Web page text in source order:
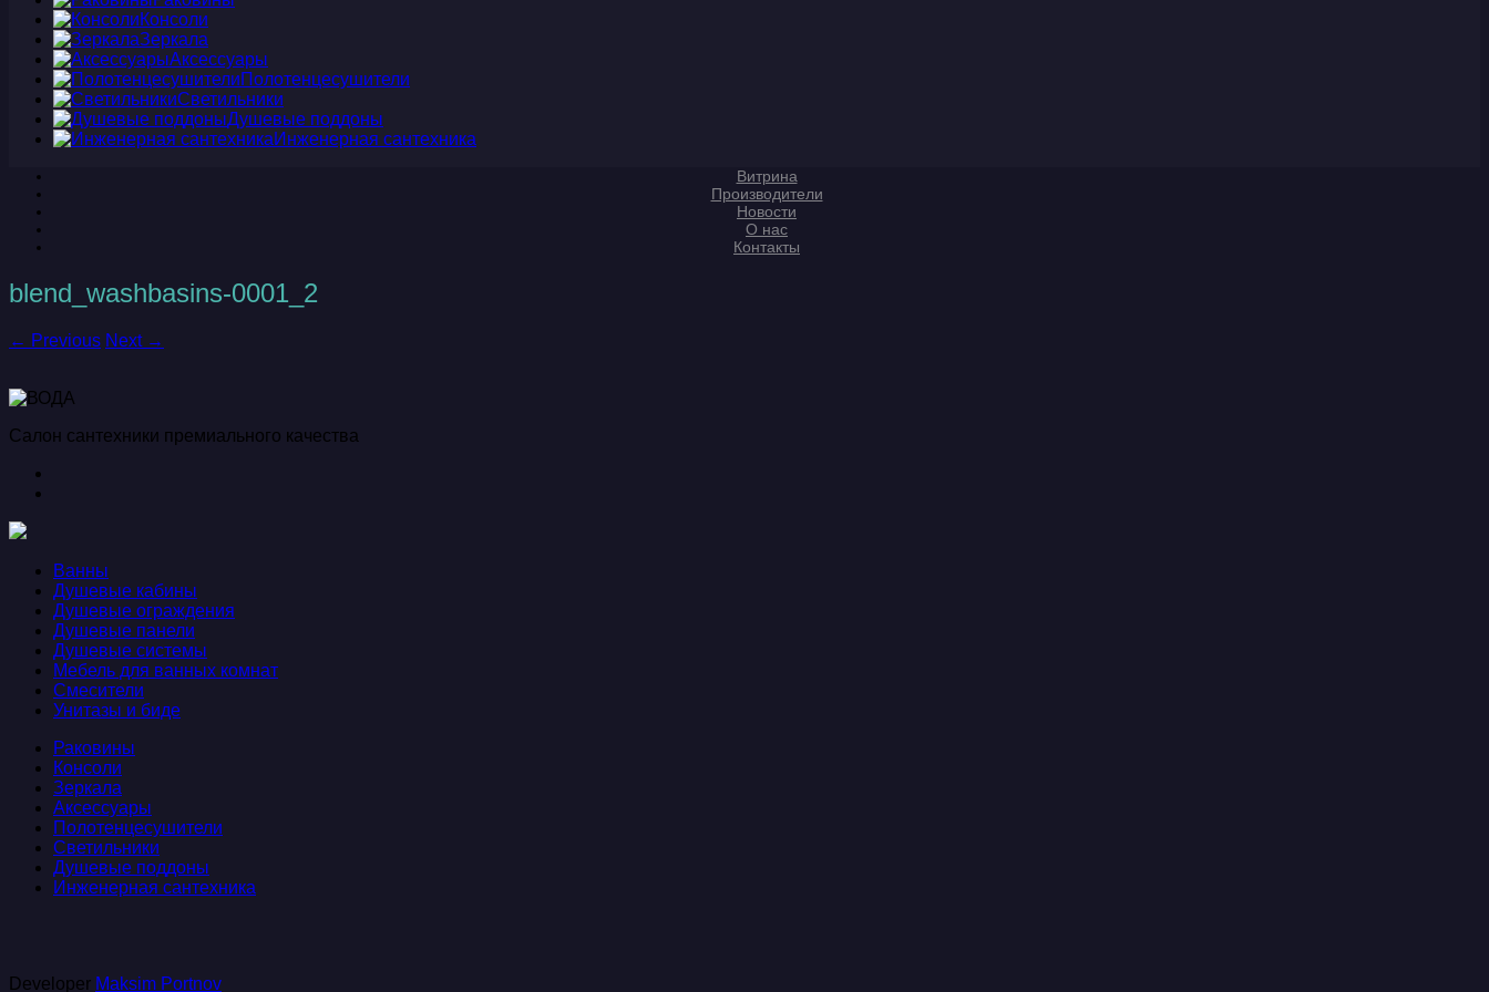
Консоли
Зеркала
Аксессуары
Полотенцесушители
Светильники
Душевые поддоны
Инженерная сантехника
Витрина
Производители
Новости
О нас
Контакты
blend_washbasins-0001_2
← Previous Next →
Салон сантехники премиального качества
Ванны
Душевые кабины
Душевые ограждения
Душевые панели
Душевые системы
Мебель для ванных комнат
Смесители
Унитазы и биде
Раковины
Консоли
Зеркала
Аксессуары
Полотенцесушители
Светильники
Душевые поддоны
Инженерная сантехника
Developer Maksim Portnov